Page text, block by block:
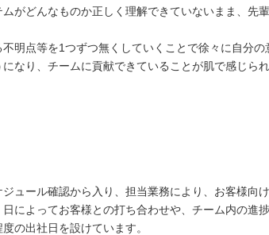
がどんなものか正しく理解できていないまま、先
明点等を1つずつ無くしていくことで徐々に自分
なり、チームに貢献できていることが肌で感じら
ュール確認から入り、担当業務により、お客様向
によってお客様との打ち合わせや、チーム内の進
の出社日を設けています。